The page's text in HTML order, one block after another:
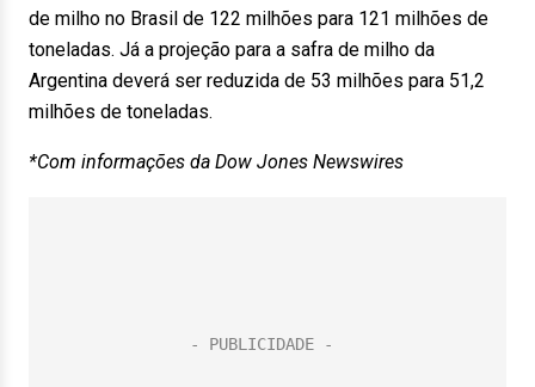
de milho no Brasil de 122 milhões para 121 milhões de
toneladas. Já a projeção para a safra de milho da
Argentina deverá ser reduzida de 53 milhões para 51,2
milhões de toneladas.
*Com informações da Dow Jones Newswires